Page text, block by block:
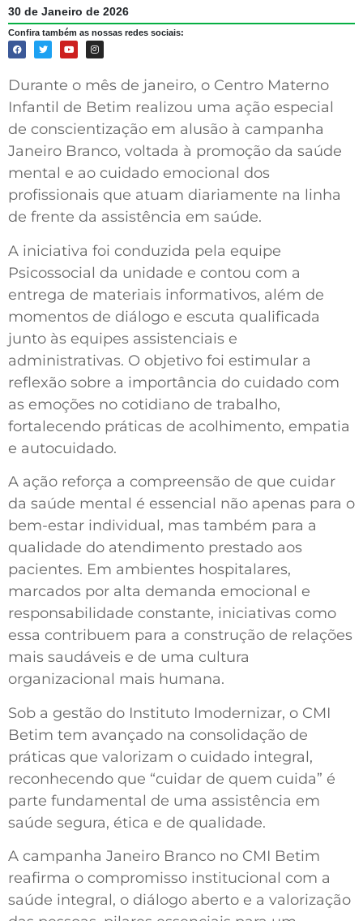
30 de Janeiro de 2026
Confira também as nossas redes sociais:
Durante o mês de janeiro, o Centro Materno
Infantil de Betim realizou uma ação especial
de conscientização em alusão à campanha
Janeiro Branco, voltada à promoção da saúde
mental e ao cuidado emocional dos
profissionais que atuam diariamente na linha
de frente da assistência em saúde.
A iniciativa foi conduzida pela equipe
Psicossocial da unidade e contou com a
entrega de materiais informativos, além de
momentos de diálogo e escuta qualificada
junto às equipes assistenciais e
administrativas. O objetivo foi estimular a
reflexão sobre a importância do cuidado com
as emoções no cotidiano de trabalho,
fortalecendo práticas de acolhimento, empatia
e autocuidado.
A ação reforça a compreensão de que cuidar
da saúde mental é essencial não apenas para o
bem-estar individual, mas também para a
qualidade do atendimento prestado aos
pacientes. Em ambientes hospitalares,
marcados por alta demanda emocional e
responsabilidade constante, iniciativas como
essa contribuem para a construção de relações
mais saudáveis e de uma cultura
organizacional mais humana.
Sob a gestão do Instituto Imodernizar, o CMI
Betim tem avançado na consolidação de
práticas que valorizam o cuidado integral,
reconhecendo que “cuidar de quem cuida” é
parte fundamental de uma assistência em
saúde segura, ética e de qualidade.
A campanha Janeiro Branco no CMI Betim
reafirma o compromisso institucional com a
saúde integral, o diálogo aberto e a valorização